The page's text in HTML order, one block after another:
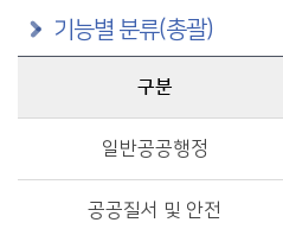
기능별 분류(총괄)
구분
일반공공행정
공공질서 및 안전